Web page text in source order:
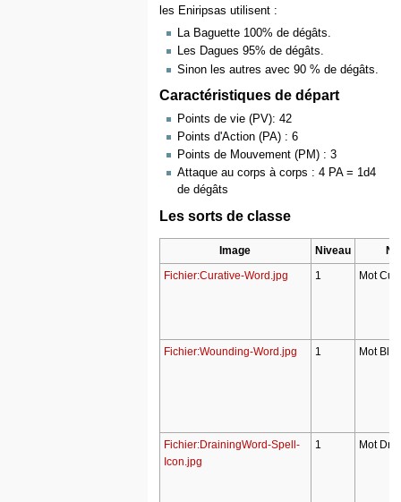
les Eniripsas utilisent :
La Baguette 100% de dégâts.
Les Dagues 95% de dégâts.
Sinon les autres avec 90 % de dégâts.
Caractéristiques de départ
Points de vie (PV): 42
Points d'Action (PA) : 6
Points de Mouvement (PM) : 3
Attaque au corps à corps : 4 PA = 1d4
de dégâts
Les sorts de classe
Image Niveau
Fichier:Curative-Word.jpg
1 Mot
Fichier:Wounding-Word.jpg 1 Mot
Fichier:DrainingWord-Spell-
Icon.jpg
1 Mot